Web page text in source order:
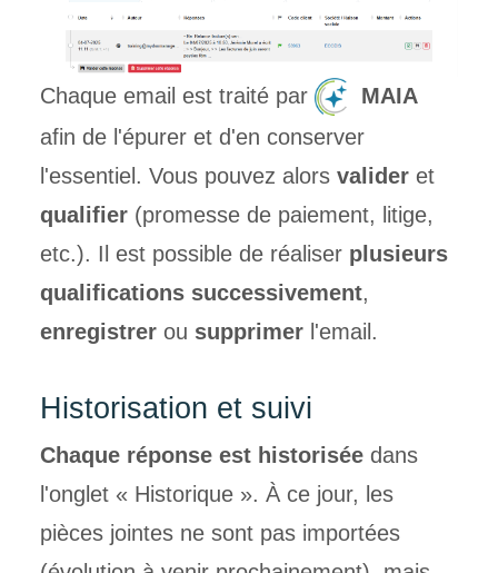
Chaque email est traité par
MAIA
afin de l'épurer et d'en conserver
l'essentiel. Vous pouvez alors valideret
qualifier(promesse de paiement, litige,
etc.). Il est possible de réaliser plusieurs
qualifications successivement,
enregistrerou supprimerl'email.
Historisation et suivi
Chaque réponse est historiséedans
l'onglet « Historique ». À ce jour, les
pièces jointes ne sont pas importées